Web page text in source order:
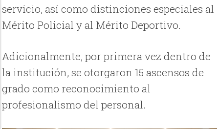
servicio, así como distinciones especiales al
Mérito Policial y al Mérito Deportivo.
Adicionalmente, por primera vez dentro de
la institución, se otorgaron 15 ascensos de
grado como reconocimiento al
profesionalismo del personal.